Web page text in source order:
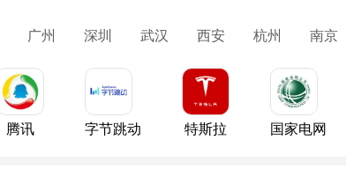
广州 深圳 武汉 西安 杭州 南京
腾讯 字节跳动 特斯拉 国家电网